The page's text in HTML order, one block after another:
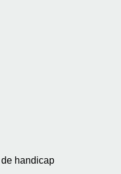
handicap